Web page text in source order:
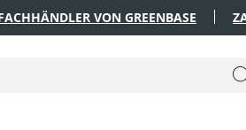
VON GREENBASE